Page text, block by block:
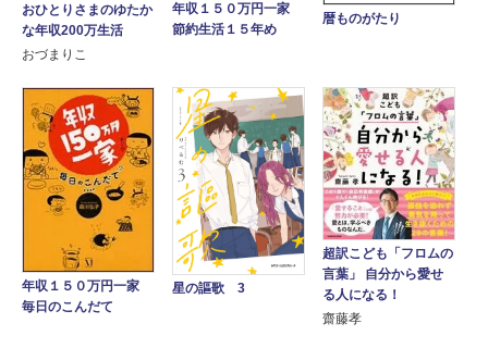
おひとりさまのゆたか
な年収200万生活
おづまりこ
年収１５０万円一家
節約生活１５年め
暦ものがたり
年収１５０万円一家
毎日のこんだて
星の謳歌 3
超訳こども「フロムの
言葉」 自分から愛せ
る人になる！
齋藤孝